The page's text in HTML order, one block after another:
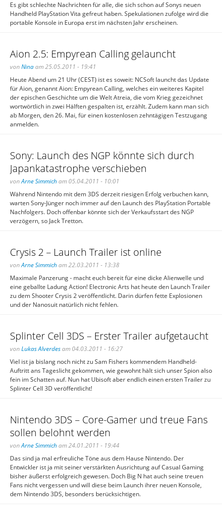
Es gibt schlechte Nachrichten für alle, die sich schon auf Sonys neuen
Handheld PlayStation Vita gefreut haben. Spekulationen zufolge wird die
portable Konsole in Europa erst im nächsten Jahr erscheinen.
Aion 2.5: Empyrean Calling gelauncht
von Ninaam 25.05.2011 - 19:41
Heute Abend um 21 Uhr (CEST) ist es soweit: NCSoft launcht das Update
für Aion, genannt Aion: Empyrean Calling, welches ein weiteres Kapitel
der epischen Geschichte um die Welt Atreia, die vom Krieg gezeichnet
wortwörtlich in zwei Hälften gespalten ist, erzählt. Zudem kann man sich
ab Morgen, den 26. Mai, für einen kostenlosen zehntägigen Testzugang
anmelden.
Sony: Launch des NGP könnte sich durch
Japankatastrophe verschieben
vonArne Simmicham 05.04.2011 - 10:01
Während Nintendo mit dem 3DS derzeit riesigen Erfolg verbuchen kann,
warten Sony-Jünger noch immer auf den Launch des PlayStation Portable
Nachfolgers. Doch offenbar könnte sich der Verkaufsstart des NGP
verzögern, so Jack Tretton.
Crysis 2 – Launch Trailer ist online
vonArne Simmicham 22.03.2011 - 13:38
Maximale Panzerung - macht euch bereit für eine dicke Alienwelle und
eine geballte Ladung Action! Electronic Arts hat heute den Launch Trailer
zu dem Shooter Crysis 2 veröffentlicht. Darin dürfen fette Explosionen
und der Nanosuit natürlich nicht fehlen.
Splinter Cell 3DS – Erster Trailer aufgetaucht
von Lukas Alverdesam 04.03.2011 - 16:27
Viel ist ja bislang noch nicht zu Sam Fishers kommendem Handheld-
Auftritt ans Tageslicht gekommen, wie gewohnt hält sich unser Spion also
fein im Schatten auf. Nun hat Ubisoft aber endlich einen ersten Trailer zu
Splinter Cell 3D veröffentlicht!
Nintendo 3DS – Core-Gamer und treue Fans
sollen belohnt werden
vonArne Simmicham 24.01.2011 - 19:44
Das sind ja mal erfreuliche Töne aus dem Hause Nintendo. Der
Entwickler ist ja mit seiner verstärkten Ausrichtung auf Casual Gaming
bisher äußerst erfolgreich gewesen. Doch Big N hat auch seine treuen
Fans nicht vergessen und will diese beim Launch ihrer neuen Konsole,
dem Nintendo 3DS, besonders berücksichtigen.